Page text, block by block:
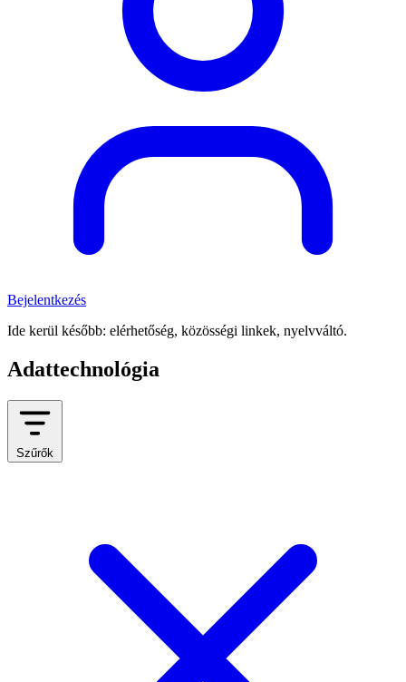
Bejelentkezés
Ide kerül később: elérhetőség, közösségi linkek, nyelvváltó.
Adattechnológia
Szűrők